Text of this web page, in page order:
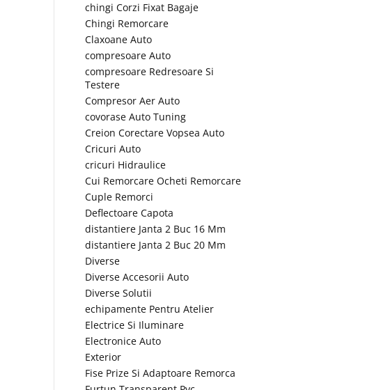
chingi Corzi Fixat Bagaje
Chingi Remorcare
Claxoane Auto
compresoare Auto
compresoare Redresoare Si
Testere
Compresor Aer Auto
covorase Auto Tuning
Creion Corectare Vopsea Auto
Cricuri Auto
cricuri Hidraulice
Cui Remorcare Ocheti Remorcare
Cuple Remorci
Deflectoare Capota
distantiere Janta 2 Buc 16 Mm
distantiere Janta 2 Buc 20 Mm
Diverse
Diverse Accesorii Auto
Diverse Solutii
echipamente Pentru Atelier
Electrice Si Iluminare
Electronice Auto
Exterior
Fise Prize Si Adaptoare Remorca